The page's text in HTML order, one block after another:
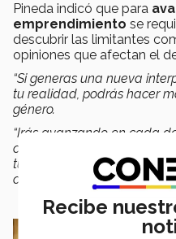
Pineda indicó que para
emprendimiento se
descubrir las limitantes
opiniones que afectan el
“Si generas una nueva
tu realidad, podrás hacer
género.
“Irás avanzando en cada
confianza, liderazgo y
tu emprendimiento,
compasión”
, dijo.
Recibe